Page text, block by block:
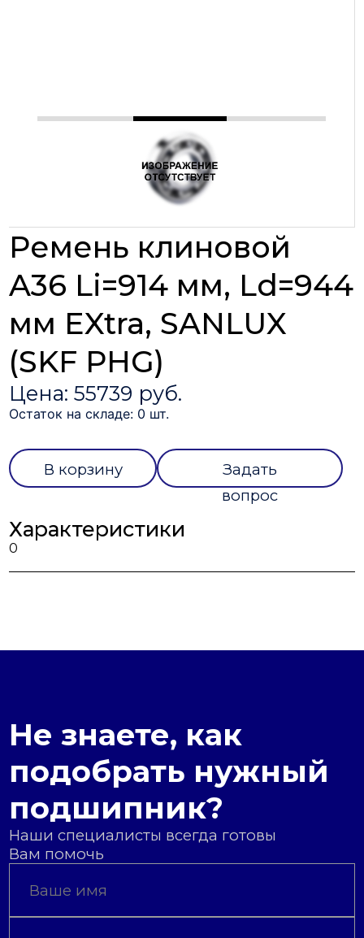
Ремень клиновой
A36 Li=914 мм, Ld=944
мм EXtra, SANLUX
(SKF PHG)
Цена: 55739 руб.
Остаток на складе: 0 шт.
В корзину
Задать
вопрос
Характеристики
0
Не знаете, как
подобрать нужный
подшипник?
Наши специалисты всегда готовы
Вам помочь